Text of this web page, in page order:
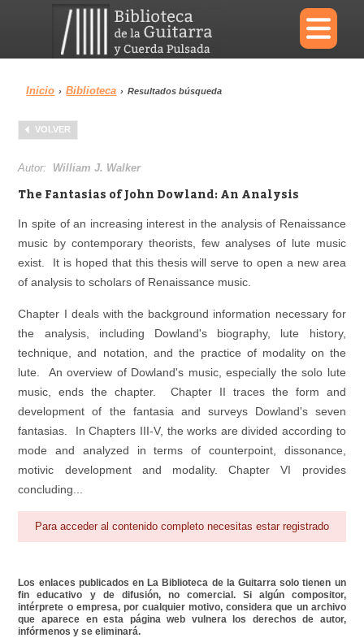
×
Menu
Biblioteca
Área personal Reproductor
Inicio › Biblioteca › Resultados búsqueda
VOLVER
Autor: William J. Walker
The Fantasias of John Dowland: An Analysis
In spite of an increasing interest in the analysis of Renaissance
music by contemporary theorists, few analyses of lute music
exist. It is hoped that this thesis will serve to open a new area
of analysis to scholars of Renaissance music.
Chapter I deals with the background information necessary for
the analysis, including Dowland's biography, lute history,
technique, and notation, and the practice of modality on the
lute. An overview of Dowland's music, especially the solo lute
music, ends the chapter. Chapter II traces the form and
development of the fantasia and surveys Dowland's seven
fantasias. In Chapters III-V, the works are divided according to
mode and analyzed in terms of counterpoint, dissonance,
motivic development and modality. Chapter VI provides
concluding...
Para acceder al contenido completo necesitas estar registrado
Los enlaces publicados en La Biblioteca de la Guitarra solo tienen un
fin educativo y de difusión, no comercial. Si algún compositor,
intérprete o empresa, por cualquier motivo, considera que un archivo
que aparece en esta página web vulnera los derechos de autor,
infórmenos y se eliminará.